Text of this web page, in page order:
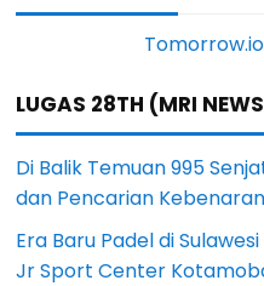
LUGAS 28TH (MRI
Di Balik Temuan 995
dan Pencarian Kebenaran
Era Baru Padel di
Jr Sport Center